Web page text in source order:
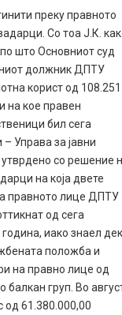
преку правното
Со тоа Ј.К.
што Основниот суд
должник ДПТУ
корист од 108.251
на кое правен
бил сега
Управа за јавни
со решение
на која двете
правното лице ДПТУ
од сега
иако знаел
положба и
на правно лице од
груп. Во
од 61.380.000,00